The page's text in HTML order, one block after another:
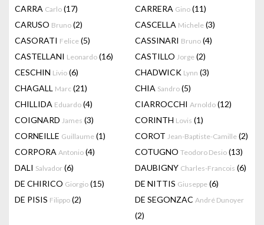
CARRA Carlo (17) CARRERA Gino (11)
CARUSO Bruno (2) CASCELLA Michele (3)
CASORATI Felice (5) CASSINARI Bruno (4)
CASTELLANI Leonardo (16) CASTILLO Jorge (2)
CESCHIN Livio (6) CHADWICK Lynn (3)
CHAGALL Marc (21) CHIA Sandro (5)
CHILLIDA Eduardo (4) CIARROCCHI Arnoldo (12)
COIGNARD James (3) CORINTH Lovis (1)
CORNEILLE Guillaume (1) COROT Jean-Baptiste-Camille (2)
CORPORA Antonio (4) COTUGNO Teodoro Desio (13)
DALI Salvador (6) DAUBIGNY Charles-Francois (6)
DE CHIRICO Giorgio (15) DE NITTIS Giuseppe (6)
DE PISIS Filippo (2) DE SEGONZAC André Dunoyer
(2)